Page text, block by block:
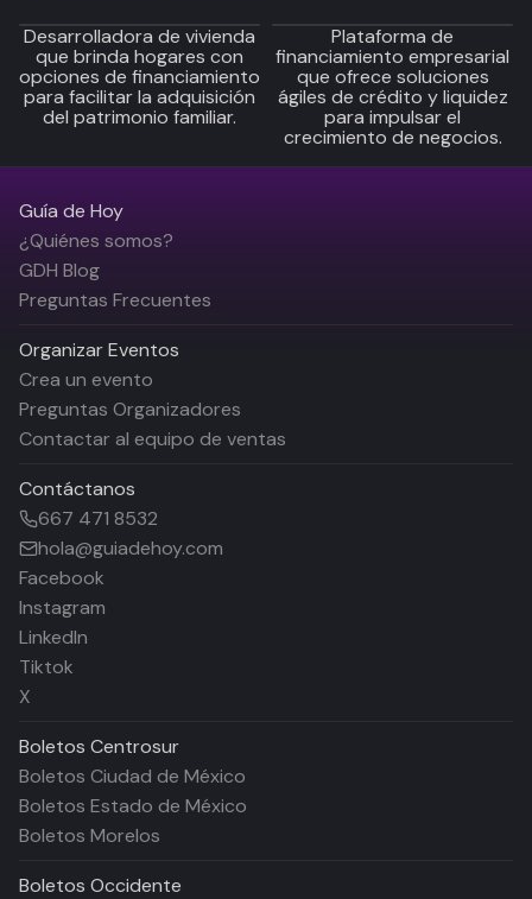
Desarrolladora de vivienda
que brinda hogares con
opciones de financiamiento
para facilitar la adquisición
del patrimonio familiar.
Plataforma de
financiamiento empresarial
que ofrece soluciones
ágiles de crédito y liquidez
para impulsar el
crecimiento de negocios.
Guía de Hoy
¿Quiénes somos?
GDH Blog
Preguntas Frecuentes
Organizar Eventos
Crea un evento
Preguntas Organizadores
Contactar al equipo de ventas
Contáctanos
667 471 8532
hola@guiadehoy.com
Facebook
Instagram
LinkedIn
Tiktok
X
Boletos Centrosur
Boletos Ciudad de México
Boletos Estado de México
Boletos Morelos
Boletos Occidente